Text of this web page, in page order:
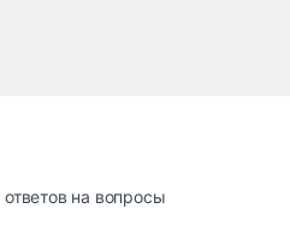
на вопросы